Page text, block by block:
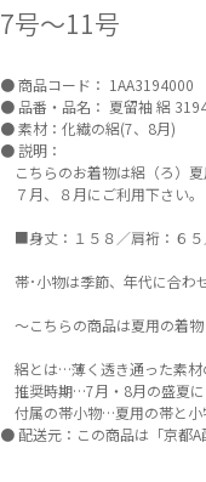
7号～11号
商品コード： 1AA3194000
品番・品名： 夏留袖 絽
素材：化繊の絽(7、8月)
説明：
こちらのお着物は絽（ろ）夏
７月、８月にご利用下さい。
■身丈：１５８／肩裄：６５
帯･小物は季節、年代に合わ
～こちらの商品は夏用の着
絽とは…薄く透き通った素材
推奨時期…7月・8月の盛夏
付属の帯小物…夏用の帯と
配送元：この商品は「京都